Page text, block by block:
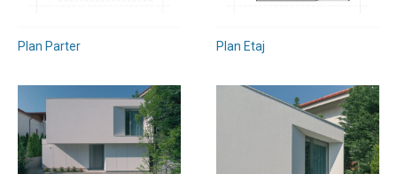
Plan Parter Plan Etaj